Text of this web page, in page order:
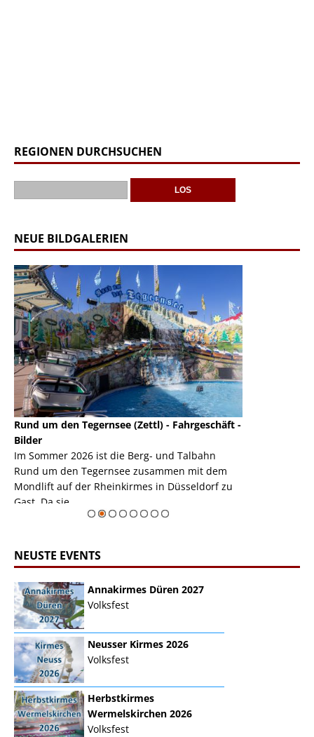
REGIONEN DURCHSUCHEN
NEUE BILDGALERIEN
Rund um den Tegernsee (Zettl) - Fahrgeschäft -
Bilder
Im Sommer 2026 ist die Berg- und Talbahn
Rund um den Tegernsee zusammen mit dem
Mondlift auf der Rheinkirmes in Düsseldorf zu
Gast. Da sie ...
NEUSTE EVENTS
Annakirmes Düren 2027
Volksfest
Neusser Kirmes 2026
Volksfest
Herbstkirmes
Wermelskirchen 2026
Volksfest